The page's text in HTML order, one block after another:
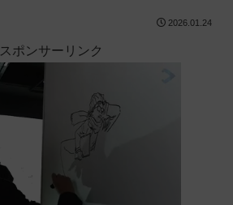
2026.01.24
スポンサーリンク